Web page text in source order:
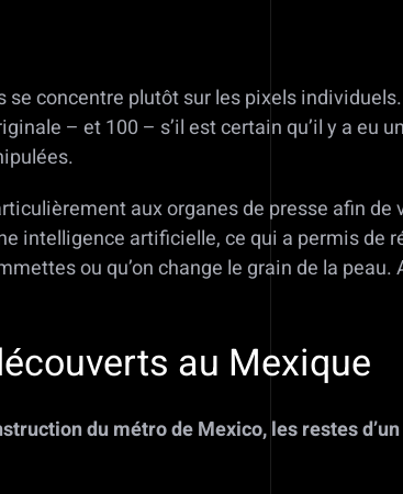
concentre plutôt sur les pixels
– et 100 – s’il est certain qu’il y a eu
aux organes de presse afin
intelligence artificielle, ce qui a permis
ou qu’on change le grain de la
au Mexique
du métro de Mexico, les restes